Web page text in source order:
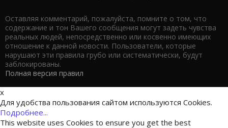
Оставляя комментарий, пожалуйста, помните о том, что
содержание и тон Вашего сообщения могут задеть чувства
реальных людей, непосредственно или косвенно имеющих
отношение к данной новости. Пользователи, которые
нарушают эти правила грубо или систематически, будут
заблокированы.
Полная версия правил
x
Для удобства пользования сайтом используются Cookies.
Подробнее...
This website uses Cookies to ensure you get the best